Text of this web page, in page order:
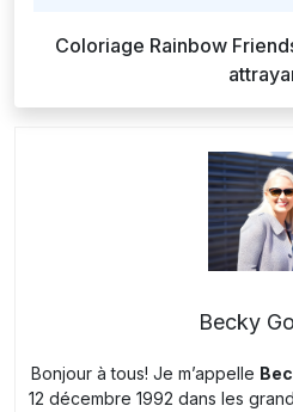
Coloriage Rainbow
Becky
Bonjour à tous! Je m’appelle
12 décembre 1992 dans les